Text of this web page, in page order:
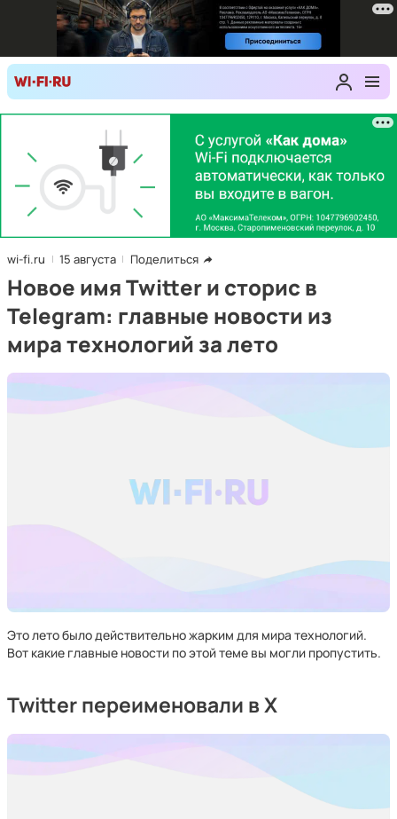
wi-fi.ru 15 августа Поделиться
Новое имя Twitter и сторис в
Telegram: главные новости из
мира технологий за лето
Это лето было действительно жарким для мира технологий.
Вот какие главные новости по этой теме вы могли пропустить.
Twitter переименовали в X